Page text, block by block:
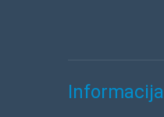
Informacija